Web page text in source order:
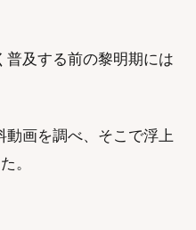
普及する前の黎明期には
画を調べ、そこで浮上
。